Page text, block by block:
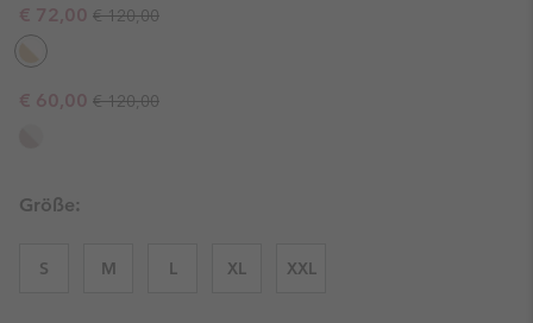
Sale price:
€ 72,00 Regular price:
€ 120,00
Sale price:
€ 60,00 Regular price:
€ 120,00
Größe:
S M L XL XXL